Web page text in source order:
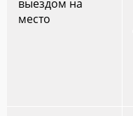
выездом на
место